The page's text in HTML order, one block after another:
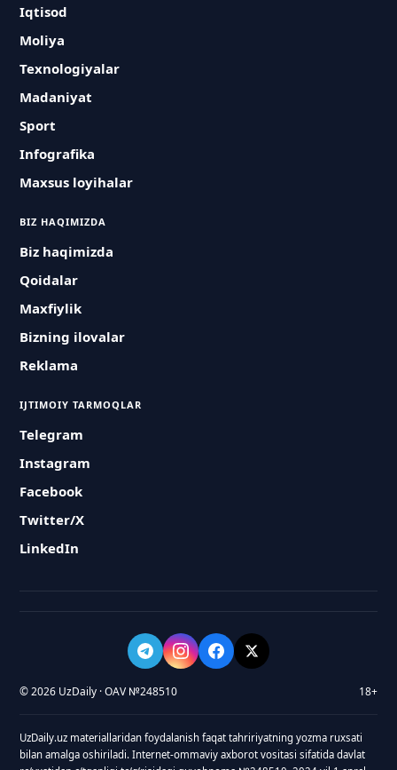
Iqtisod
Moliya
Texnologiyalar
Madaniyat
Sport
Infografika
Maxsus loyihalar
BIZ HAQIMIZDA
Biz haqimizda
Qoidalar
Maxfiylik
Bizning ilovalar
Reklama
IJTIMOIY TARMOQLAR
Telegram
Instagram
Facebook
Twitter/X
LinkedIn
© 2026 UzDaily · OAV №248510 18+
UzDaily.uz materiallaridan foydalanish faqat tahririyatning yozma ruxsati
bilan amalga oshiriladi. Internet-ommaviy axborot vositasi sifatida davlat